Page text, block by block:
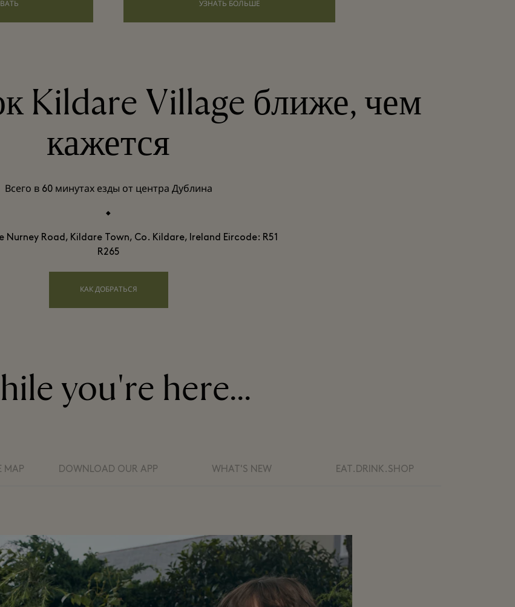
УЗНАТЬ БОЛЬШЕ
Kildare Village ближе, чем
кажется
Всего в 60 минутах езды от центра Дублина
Nurney Road, Kildare Town, Co. Kildare, Ireland Eircode: R51
R265
КАК ДОБРАТЬСЯ
you're here...
MAP DOWNLOAD OUR APP WHAT'S NEW EAT.DRINK.SHOP